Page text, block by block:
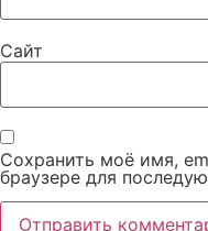
Сайт
Сохранить моё имя,
браузере для